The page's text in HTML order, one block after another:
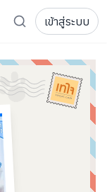
นไหว
งการ
งโครงการ
เข้าสู่ระบบ